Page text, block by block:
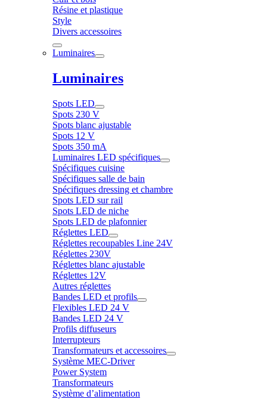
Résine et plastique
Style
Divers accessoires
Luminaires
Luminaires
Spots LED
Spots 230 V
Spots blanc ajustable
Spots 12 V
Spots 350 mA
Luminaires LED spécifiques
Spécifiques cuisine
Spécifiques salle de bain
Spécifiques dressing et chambre
Spots LED sur rail
Spots LED de niche
Spots LED de plafonnier
Réglettes LED
Réglettes recoupables Line 24V
Réglettes 230V
Réglettes blanc ajustable
Réglettes 12V
Autres réglettes
Bandes LED et profils
Flexibles LED 24 V
Bandes LED 24 V
Profils diffuseurs
Interrupteurs
Transformateurs et accessoires
Système MEC-Driver
Power System
Transformateurs
Système d’alimentation